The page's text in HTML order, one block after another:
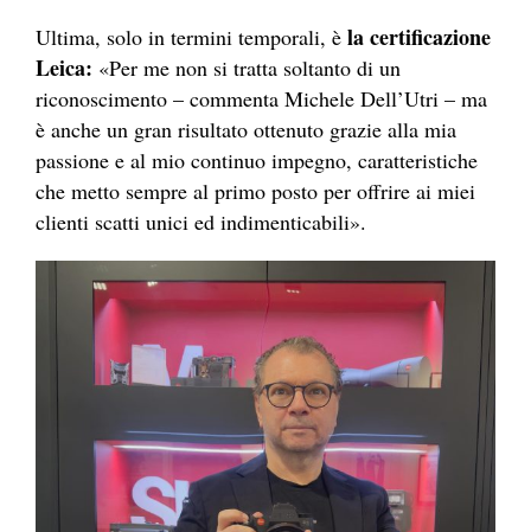
Ultima, solo in termini temporali, è la certificazione
Leica: «Per me non si tratta soltanto di un
riconoscimento – commenta Michele Dell’Utri – ma
è anche un gran risultato ottenuto grazie alla mia
passione e al mio continuo impegno, caratteristiche
che metto sempre al primo posto per offrire ai miei
clienti scatti unici ed indimenticabili».